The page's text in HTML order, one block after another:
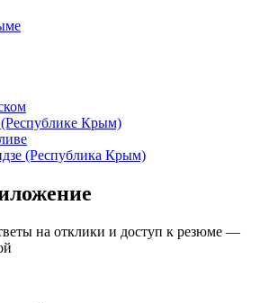
Крым)
(Республика Крым)
на отклики и доступ к резюме —